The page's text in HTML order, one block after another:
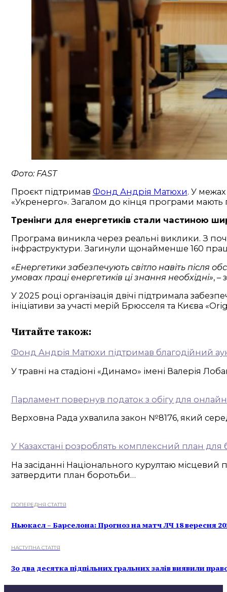
Фото: FAST
Проєкт підтримав Фонд Андрія Матюхи. У
«Укренерго». Загалом до кінця програми
Тренінги для енергетиків стали частиною
Програма виникла через реальні виклики. З
інфраструктури. Загинули щонайменше 160
«Енергетики забезпечують світло навіть після
умовах праці енергетиків ці знання необхідні», –
У 2025 році організація двічі підтримала
ініціативи за участі мерій Брюсселя та Києва
Читайте також:
Фонд Андрія Матюхи підтримав благодійний
У травні на стадіоні «Динамо» імені Валерія
Парламент повернув податок з обігу для
Верховна Рада ухвалила закон №8176, який
У Казахстані розроблять комплексний план для
На засіданні Національного курултаю
затвердити план боротьби…
ПОПЕРЕДНЯ СТАТТЯ
Ньюкасл – Барселона: Прогноз на матч ЛЧ 18 вересня
НАСТУПНА СТАТТЯ
Зо два десятка підпільних гральних залів виявили